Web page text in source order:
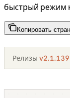
быстрый режим
Копировать
Релизы